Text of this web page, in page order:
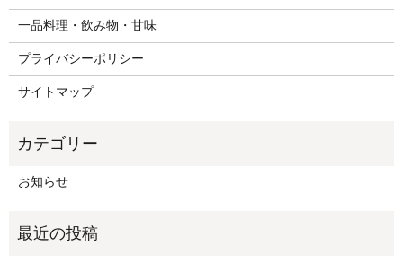
一品料理・飲み物・甘味
プライバシーポリシー
サイトマップ
お知らせ